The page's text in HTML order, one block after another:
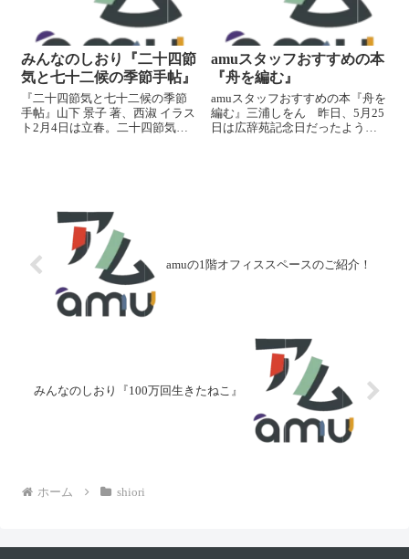
みんなのしおり『二十四節
気と七十二候の季節手帖』
『二十四節気と七十二候の季節
手帖』山下 景子 著、西淑 イラス
ト2月4日は立春。二十四節気・
かったり、...
amuスタッフおすすめの本
『舟を編む』
amuスタッフおすすめの本『舟を
編む』三浦しをん 昨日、5月25
日は広辞苑記念日だったようで
amuの1階オフィススペースのご紹介！
みんなのしおり『100万回生きたねこ』
ホーム shiori